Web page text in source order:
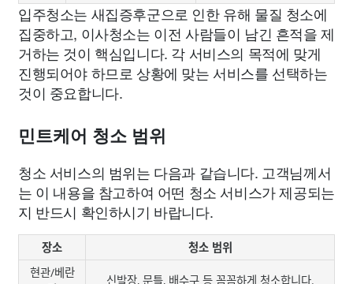
입주청소는 새집증후군으로 인한 유해 물질 청소에
집중하고, 이사청소는 이전 사람들이 남긴 흔적을 제
거하는 것이 핵심입니다. 각 서비스의 목적에 맞게
진행되어야 하므로 상황에 맞는 서비스를 선택하는
것이 중요합니다.
민트케어 청소 범위
청소 서비스의 범위는 다음과 같습니다. 고객님께서
는 이 내용을 참고하여 어떤 청소 서비스가 제공되는
지 반드시 확인하시기 바랍니다.
장소
청소 범위
현관/베란
신발장, 문틀, 배수구 등 꼼꼼하게 청소합니다.